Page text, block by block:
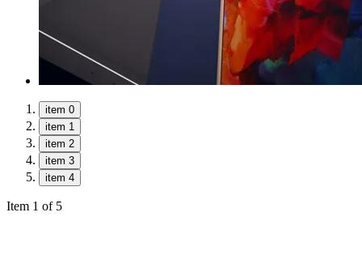
item 0
item 1
item 2
item 3
item 4
Item 1 of 5